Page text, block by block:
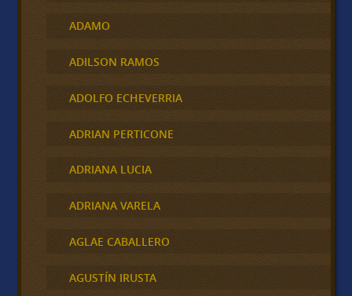
ADAMO
ADILSON RAMOS
ADOLFO ECHEVERRIA
ADRIAN PERTICONE
ADRIANA LUCIA
ADRIANA VARELA
AGLAE CABALLERO
AGUSTÍN IRUSTA